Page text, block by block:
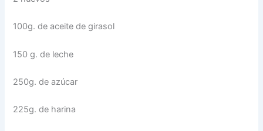
100g. de aceite de girasol
150 g. de leche
250g. de azúcar
225g. de harina